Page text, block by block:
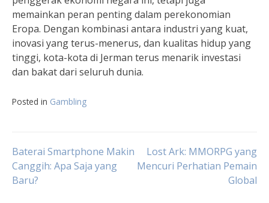
memainkan peran penting dalam perekonomian
Eropa. Dengan kombinasi antara industri yang kuat,
inovasi yang terus-menerus, dan kualitas hidup yang
tinggi, kota-kota di Jerman terus menarik investasi
dan bakat dari seluruh dunia.
Posted in Gambling
Post
navigation
Baterai Smartphone Makin
Canggih: Apa Saja yang
Baru?
Lost Ark: MMORPG yang
Mencuri Perhatian Pemain
Global